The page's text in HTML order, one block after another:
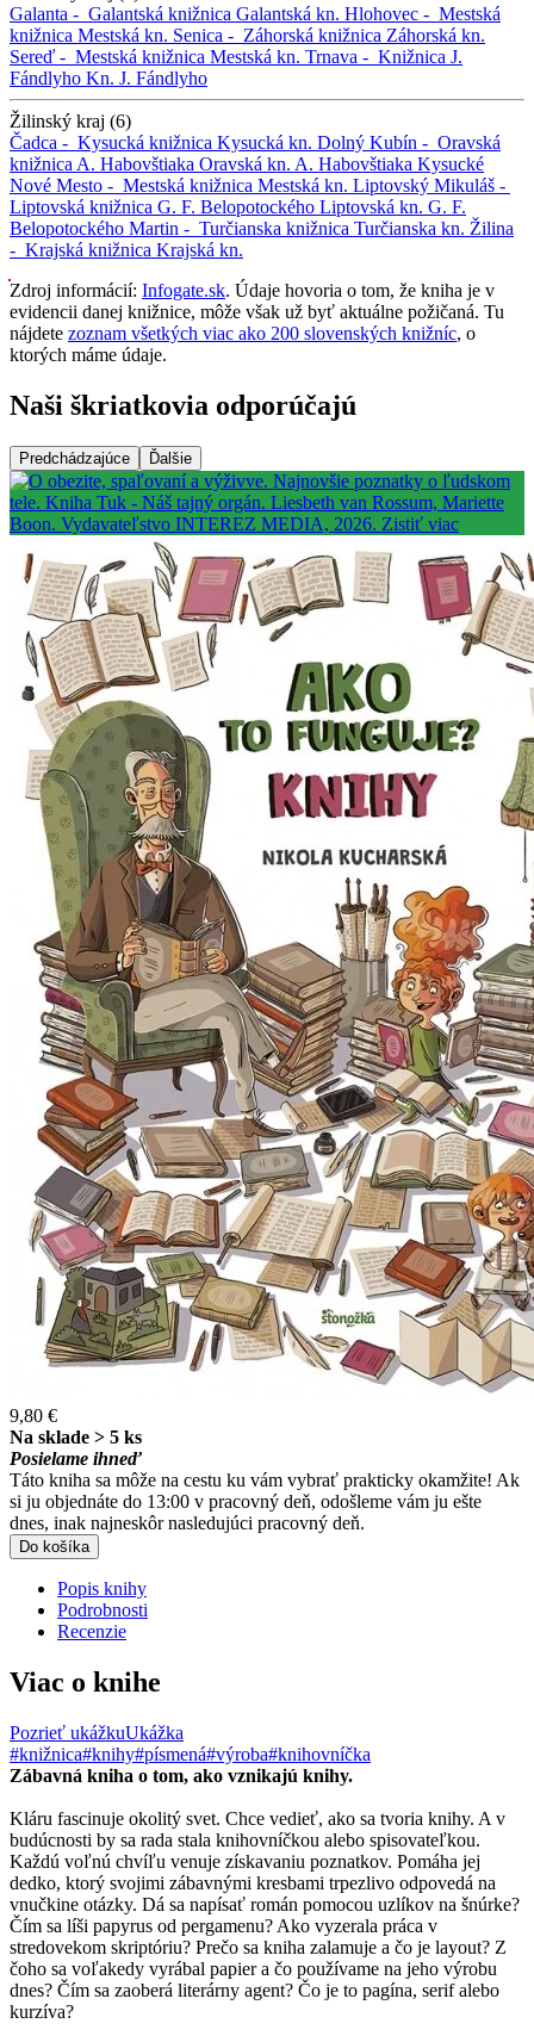
Galanta - Galantská knižnica Galantská kn. Hlohovec - Mestská
knižnica Mestská kn. Senica - Záhorská knižnica Záhorská kn.
Sereď - Mestská knižnica Mestská kn. Trnava - Knižnica J.
Fándlyho Kn. J. Fándlyho
Žilinský kraj (6)
Čadca - Kysucká knižnica Kysucká kn. Dolný Kubín - Oravská
knižnica A. Habovštiaka Oravská kn. A. Habovštiaka Kysucké
Nové Mesto - Mestská knižnica Mestská kn. Liptovský Mikuláš -
Liptovská knižnica G. F. Belopotockého Liptovská kn. G. F.
Belopotockého Martin - Turčianska knižnica Turčianska kn. Žilina
- Krajská knižnica Krajská kn.
Zdroj informácií: Infogate.sk. Údaje hovoria o tom, že kniha je v
evidencii danej knižnice, môže však už byť aktuálne požičaná. Tu
nájdete zoznam všetkých viac ako 200 slovenských knižníc, o
ktorých máme údaje.
Naši škriatkovia odporúčajú
Predchádzajúce Ďalšie
9,80 €
Na sklade > 5 ks
Posielame ihneď
Táto kniha sa môže na cestu ku vám vybrať prakticky okamžite! Ak
si ju objednáte do 13:00 v pracovný deň, odošleme vám ju ešte
dnes, inak najneskôr nasledujúci pracovný deň.
Do košíka
Popis knihy
Podrobnosti
Recenzie
Viac o knihe
Pozrieť ukážkuUkážka
#knižnica#knihy#písmená#výroba#knihovníčka
Zábavná kniha o tom, ako vznikajú knihy.
Kláru fascinuje okolitý svet. Chce vedieť, ako sa tvoria knihy. A v
budúcnosti by sa rada stala knihovníčkou alebo spisovateľkou.
Každú voľnú chvíľu venuje získavaniu poznatkov. Pomáha jej
dedko, ktorý svojimi zábavnými kresbami trpezlivo odpovedá na
vnučkine otázky. Dá sa napísať román pomocou uzlíkov na šnúrke?
Čím sa líši papyrus od pergamenu? Ako vyzerala práca v
stredovekom skriptóriu? Prečo sa kniha zalamuje a čo je layout? Z
čoho sa voľakedy vyrábal papier a čo používame na jeho výrobu
dnes? Čím sa zaoberá literárny agent? Čo je to pagína, serif alebo
kurzíva?